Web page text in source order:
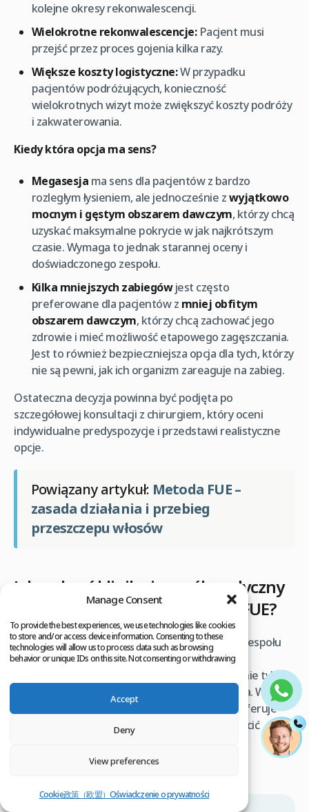
Manage Consent
To provide the best experiences, we use technologies like cookies
to store and/or access device information. Consenting to these
technologies will allow us to process data such as browsing
behavior or unique IDs on this site. Not consenting or withdrawing
Accept
Deny
View preferences
Cookie政策（欧盟）Oświadczenie o prywatności
kolejne okresy rekonwalescencji.
Wielokrotne rekonwalescencje:Pacjent musi
przejść przez proces gojenia kilka razy.
Większe koszty logistyczne:W przypadku
pacjentów podróżujących, konieczność
wielokrotnych wizyt może zwiększyć koszty podróży
i zakwaterowania.
Kiedy która opcja ma sens?
Megasesja ma sens dla pacjentów z bardzo
rozległym łysieniem, ale jednocześnie zwyjątkowo
mocnym i gęstym obszarem dawczym, którzy chcą
uzyskać maksymalne pokrycie w jak najkrótszym
czasie. Wymaga to jednak starannej oceny i
doświadczonego zespołu.
Kilka mniejszych zabiegówjest często
preferowane dla pacjentów z mniej obfitym
obszarem dawczym, którzy chcą zachować jego
zdrowie i mieć możliwość etapowego zagęszczania.
Jest to również bezpieczniejsza opcja dla tych, którzy
nie są pewni, jak ich organizm zareaguje na zabieg.
Ostateczna decyzja powinna być podjęta po
szczegółowej konsultacji z chirurgiem, który oceni
indywidualne predyspozycje i przedstawi realistyczne
opcje.
Powiązany artykuł: Metoda FUE –
zasada działania i przebieg
przeszczepu włosów
Jak wybrać klinikę i zespół medyczny
dla bezpiecznego przeszczepu FUE?
Wybór odpowiedniej kliniki i doświadczonego zespołu
medycznego jest kluczowy dla sukcesu i
bezpieczeństwa przeszczepu włosów FUE. To nie tylko
kwestia estetyki, ale przede wszystkim zdrowia. W
obliczu rosnącej popularności zabiegu, rynek oferuje
wiele opcji, dlatego warto wiedzieć, na co zwrócić